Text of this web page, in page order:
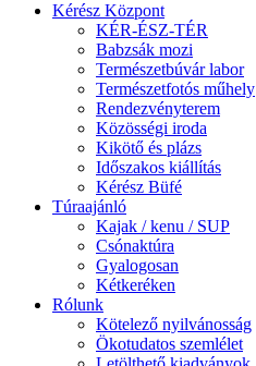
Kérész Központ
KÉR-ÉSZ-TÉR
Babzsák mozi
Természetbúvár labor
Természetfotós műhely
Rendezvényterem
Közösségi iroda
Kikötő és plázs
Időszakos kiállítás
Kérész Büfé
Túraajánló
Kajak / kenu / SUP
Csónaktúra
Gyalogosan
Kétkeréken
Rólunk
Kötelező nyilvánosság
Ökotudatos szemlélet